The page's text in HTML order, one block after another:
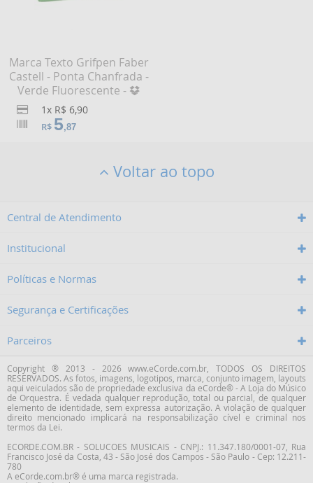
Marca Texto Grifpen Faber
Castell - Ponta Chanfrada -
Verde Fluorescente -
1x R$ 6,90
R$ 5,87
Voltar ao topo
Central de Atendimento
Institucional
Políticas e Normas
Segurança e Certificações
Parceiros
Copyright ® 2013 - 2026 www.eCorde.com.br, TODOS OS DIREITOS
RESERVADOS. As fotos, imagens, logotipos, marca, conjunto imagem, layouts
aqui veiculados são de propriedade exclusiva da eCorde® - A Loja do Músico
de Orquestra. É vedada qualquer reprodução, total ou parcial, de qualquer
elemento de identidade, sem expressa autorização. A violação de qualquer
direito mencionado implicará na responsabilização cível e criminal nos
termos da Lei.
ECORDE.COM.BR - SOLUCOES MUSICAIS - CNPJ.: 11.347.180/0001-07, Rua
Francisco José da Costa, 43 - São José dos Campos - São Paulo - Cep: 12.211-
780
A eCorde.com.br® é uma marca registrada.